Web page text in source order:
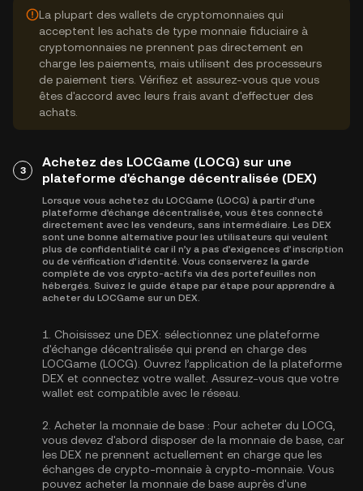
La plupart des wallets de cryptomonnaies qui
acceptent les achats de type monnaie fiduciaire à
cryptomonnaies ne prennent pas directement en
charge les paiements, mais utilisent des processeurs
de paiement tiers. Vérifiez et assurez-vous que vous
êtes d'accord avec leurs frais avant d'effectuer des
achats.
3
Achetez des LOCGame (LOCG) sur une
plateforme d'échange décentralisée (DEX)
Lorsque vous achetez du LOCGame (LOCG) à partir d’une
plateforme d'échange décentralisée, vous êtes connecté
directement avec les vendeurs, sans intermédiaire. Les DEX
sont une bonne alternative pour les utilisateurs qui veulent
plus de confidentialité car il n’y a pas d’exigences d’inscription
ou de vérification d’identité. Vous conserverez la garde
complète de vos crypto-actifs via des portefeuilles non
hébergés. Suivez le guide étape par étape pour apprendre à
acheter du LOCGame sur un DEX.
1. Choisissez une DEX: sélectionnez une plateforme
d'échange décentralisée qui prend en charge des
LOCGame (LOCG). Ouvrez l’application de la plateforme
DEX et connectez votre wallet. Assurez-vous que votre
wallet est compatible avec le réseau.
2. Acheter la monnaie de base : Pour acheter du LOCG,
vous devez d'abord disposer de la monnaie de base, car
les DEX ne prennent actuellement en charge que les
échanges de crypto-monnaie à crypto-monnaie. Vous
pouvez acheter la monnaie de base auprès d'une